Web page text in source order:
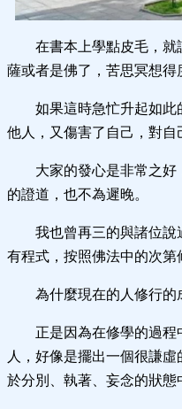
在書本上學點皮毛，
薩或者是佛了，苦思冥想得
如果這時急忙升起如此
他人，又傷害了自己，對自
大家的發心是非常之
的證道，也不為遲晚。
我也曾再三的與諸位
有程式，按照佛法中的次第
為什麼現在的人修行的
正是因為在修學的過
人，好像是擺出一個很謙
於分別、執著、妄念的狀態